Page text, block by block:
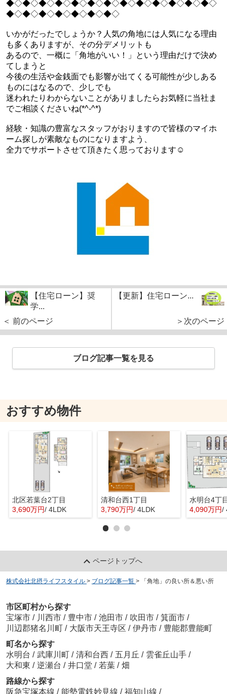
◆◇◆◇◆◇◆◇◆◇◆◇◆◇◆◇◆◇◆◇◆◇◆◇◆◇
◆◇◆◇◆◇◆◇◆◇◆◇◆◇
いかがだったでしょうか？人気の角地には人気になる理由
も多くありますが、その分デメリットも
あるので、一概に「角地がいい！」という理由だけで決め
てしまうと
今後の生活や金銭面でも影響が出てくる可能性が少しある
ものにはなるので、少しでも
迷われたりわからないことがありましたらお気軽に当社ま
でご相談くださいね(*^-^*)
経験・知識の豊富なスタッフがおりますので皆様のマイホ
ーム探しが素敵なものになりますよう、
全力でサポートさせて頂きたく思っております☺
【住宅ローン】奨
学...
＜ 前のページ
【更新】住宅ローン...
＞次のページ
ブログ記事一覧を見る
おすすめ物件
北区若葉台2丁目
3,690万円/ 4LDK
清和台西1丁目
3,790万円/ 4LDK
水明台4丁
4,090万円/
ページトップへ
株式会社北摂ライフスタイル > ブログ記事一覧 > 「角地」の良い所＆悪い所
市区町村から探す
宝塚市 / 川西市 / 豊中市 / 池田市 / 吹田市 / 箕面市 /
川辺郡猪名川町 / 大阪市天王寺区 / 伊丹市 / 豊能郡豊能町
町名から探す
水明台 / 武庫川町 / 清和台西 / 五月丘 / 雲雀丘山手 /
大和東 / 逆瀬台 / 井口堂 / 若葉 / 畑
路線から探す
阪急宝塚本線 / 能勢電鉄妙見線 / 福知山線 /